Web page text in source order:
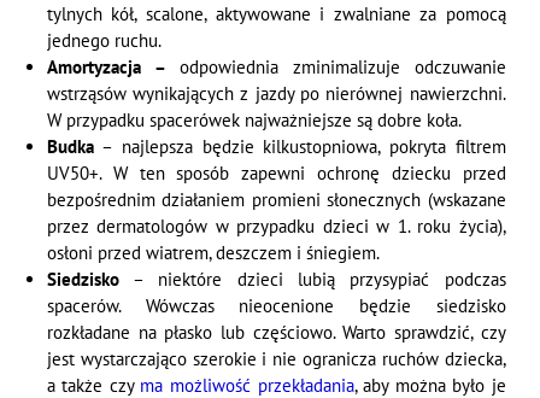
tylnych kół, scalone, aktywowane i zwalniane za pomocą
jednego ruchu.
Amortyzacja – odpowiednia zminimalizuje odczuwanie
wstrząsów wynikających z jazdy po nierównej nawierzchni.
W przypadku spacerówek najważniejsze są dobre koła.
Budka– najlepsza będzie kilkustopniowa, pokryta filtrem
UV50+. W ten sposób zapewni ochronę dziecku przed
bezpośrednim działaniem promieni słonecznych (wskazane
przez dermatologów w przypadku dzieci w 1. roku życia),
osłoni przed wiatrem, deszczem i śniegiem.
Siedzisko– niektóre dzieci lubią przysypiać podczas
spacerów. Wówczas nieocenione będzie siedzisko
rozkładane na płasko lub częściowo. Warto sprawdzić, czy
jest wystarczająco szerokie i nie ogranicza ruchów dziecka,
a także czy ma możliwość przekładania, aby można było je